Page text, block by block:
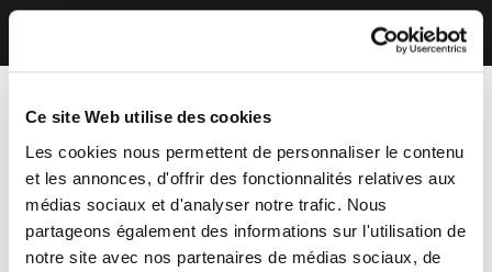
Ce site Web utilise des cookies
Les cookies nous permettent de personnaliser le contenu
et les annonces, d'offrir des fonctionnalités relatives aux
médias sociaux et d'analyser notre trafic. Nous
partageons également des informations sur l'utilisation de
notre site avec nos partenaires de médias sociaux, de